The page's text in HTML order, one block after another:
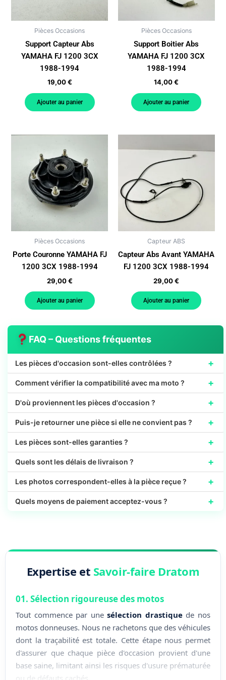
Pièces Occasions
Support Capteur Abs
YAMAHA FJ 1200 3CX
1988-1994
19,00€
Ajouter au panier
Pièces Occasions
Support Boitier Abs
YAMAHA FJ 1200 3CX
1988-1994
14,00€
Ajouter au panier
Pièces Occasions
Porte Couronne YAMAHA FJ
1200 3CX 1988-1994
29,00€
Ajouter au panier
Capteur ABS
Capteur Abs Avant YAMAHA
FJ 1200 3CX 1988-1994
29,00€
Ajouter au panier
FAQ – Questions fréquentes
Les pièces d'occasion sont-elles contrôlées ? +
Comment vérifier la compatibilité avec ma moto ? +
D'où proviennent les pièces d'occasion ? +
Puis-je retourner une pièce si elle ne convient pas ? +
Les pièces sont-elles garanties ? +
Quels sont les délais de livraison ? +
Les photos correspondent-elles à la pièce reçue ? +
Quels moyens de paiement acceptez-vous ? +
Expertise et Savoir-faire Dratom
01. Sélection rigoureuse des motos
Tout commence par unesélection drastiquede nos
motos donneuses. Nous ne rachetons que des véhicules
dont la traçabilité est totale. Cette étape nous permet
d'assurer que chaque pièce d'occasion provient d'une
base saine, limitant ainsi les risques d'usure prématurée
ou de défauts cachés.